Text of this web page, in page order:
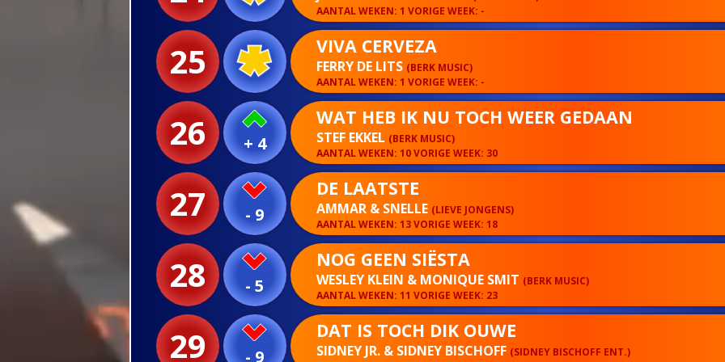
AANTAL WEKEN: 1 VORIGE WEEK: -
25 VIVA CERVEZA
FERRY DE LITS (BERK MUSIC)
AANTAL WEKEN: 1 VORIGE WEEK: -
26 + 4
WAT HEB IK NU TOCH WEER GEDAAN
STEF EKKEL (BERK MUSIC)
AANTAL WEKEN: 10 VORIGE WEEK: 30
27 - 9
DE LAATSTE
AMMAR & SNELLE (LIEVE JONGENS)
AANTAL WEKEN: 13 VORIGE WEEK: 18
28 - 5
NOG GEEN SIËSTA
WESLEY KLEIN & MONIQUE SMIT (BERK MUSIC)
AANTAL WEKEN: 11 VORIGE WEEK: 23
29 - 9
DAT IS TOCH DIK OUWE
SIDNEY JR. & SIDNEY BISCHOFF (SIDNEY BISCHOFF ENT.)